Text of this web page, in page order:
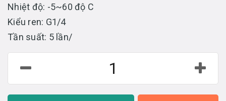
Nhiệt độ: -5~60 độ C
Kiểu ren: G1/4
Tần suất: 5 lần/